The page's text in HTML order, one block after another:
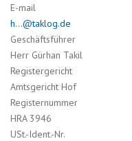
E-mail
h…@taklog.de
Geschäftsführer
Herr Gürhan Takil
Registergericht
Amtsgericht Hof
Registernummer
HRA 3946
USt.-Ident.-Nr.